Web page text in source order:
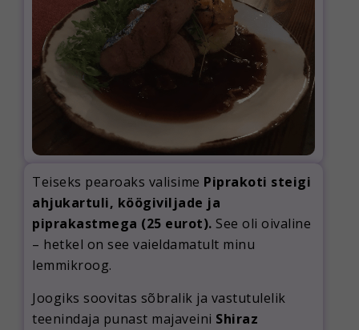
Teiseks pearoaks valisime Piprakoti steigi
ahjukartuli, köögiviljade ja
piprakastmega (25 eurot). See oli oivaline
– hetkel on see vaieldamatult minu
lemmikroog.
Joogiks soovitas sõbralik ja vastutulelik
teenindaja punast majaveini Shiraz